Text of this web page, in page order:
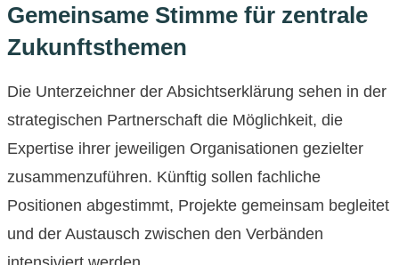
Gemeinsame Stimme für zentrale
Zukunftsthemen
Die Unterzeichner der Absichtserklärung sehen in der
strategischen Partnerschaft die Möglichkeit, die
Expertise ihrer jeweiligen Organisationen gezielter
zusammenzuführen. Künftig sollen fachliche
Positionen abgestimmt, Projekte gemeinsam begleitet
und der Austausch zwischen den Verbänden